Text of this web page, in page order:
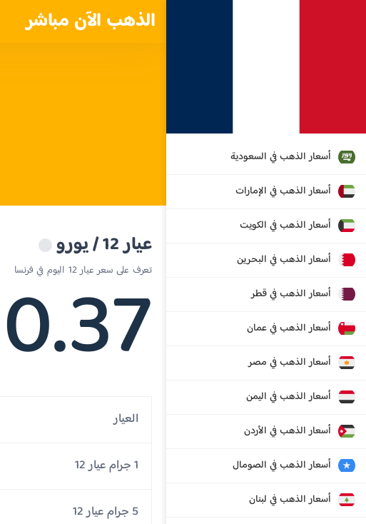
الذهب الآن مباشر
أسعار الذهب في السعودية
أسعار الذهب في الإمارات
أسعار الذهب في الكويت
أسعار الذهب في البحرين
أسعار الذهب في قطر
أسعار الذهب في عمان
أسعار الذهب في مصر
أسعار الذهب في اليمن
أسعار الذهب في الأردن
أسعار الذهب في الصومال
أسعار الذهب في لبنان
عيار 12 / يورو
تعرف على سعر عيار 12 اليوم في فرنسا
العيار
1 جرام عيار 12
5 جرام عيار 12